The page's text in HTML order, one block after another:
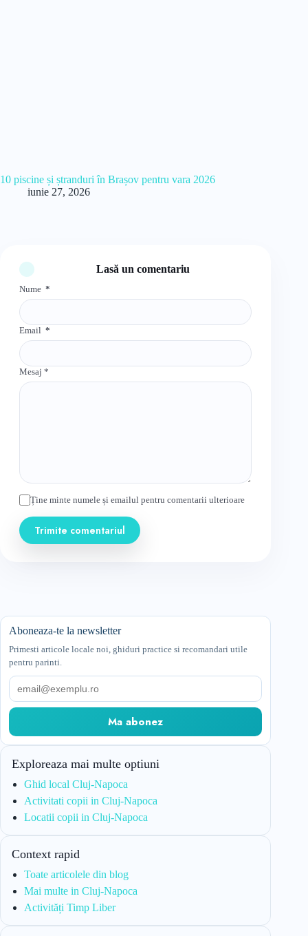
10 piscine și ștranduri în Brașov pentru vara 2026
iunie 27, 2026
Lasă un comentariu
Nume *
Email *
Mesaj *
Ține minte numele și emailul pentru comentarii ulterioare
Trimite comentariul
Aboneaza-te la newsletter
Primesti articole locale noi, ghiduri practice si recomandari utile
pentru parinti.
Email
Ma abonez
Exploreaza mai multe optiuni
Ghid local Cluj-Napoca
Activitati copii in Cluj-Napoca
Locatii copii in Cluj-Napoca
Context rapid
Toate articolele din blog
Mai multe in Cluj-Napoca
Activități Timp Liber